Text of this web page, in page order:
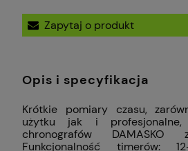
Zapytaj o produkt
Opis i specyfikacja
Krótkie pomiary czasu,
użytku jak i
chronografów
Funkcjonalność timerów: